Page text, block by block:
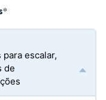
*
escalar,
de